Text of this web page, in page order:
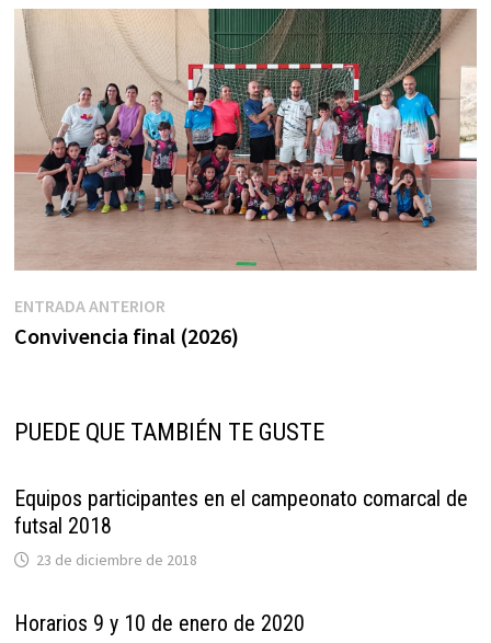
Navegación
de
ENTRADA ANTERIOREntrada
anterior:
Convivencia final (2026)
PUEDE QUE TAMBIÉN TE GUSTE
Equipos participantes en el campeonato comarcal de
futsal 2018
23 de diciembre de 2018
Horarios 9 y 10 de enero de 2020